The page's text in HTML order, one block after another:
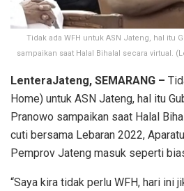
Tidak ada WFH untuk ASN Jateng, hal itu
sampaikan saat Halal Bihalal secara virtual.
LenteraJateng, SEMARANG –
Home) untuk ASN Jateng, hal itu
Pranowo sampaikan saat Halal
cuti bersama Lebaran 2022,
Pemprov Jateng masuk seperti
“Saya kira tidak perlu WFH, hari ini